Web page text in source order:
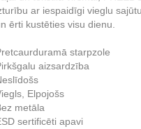
ar iespaidīgi vieglu
ērti kustēties visu dienu.
starpzole
aizsardzība
Elpojošs
metāla
sertificēti apavi